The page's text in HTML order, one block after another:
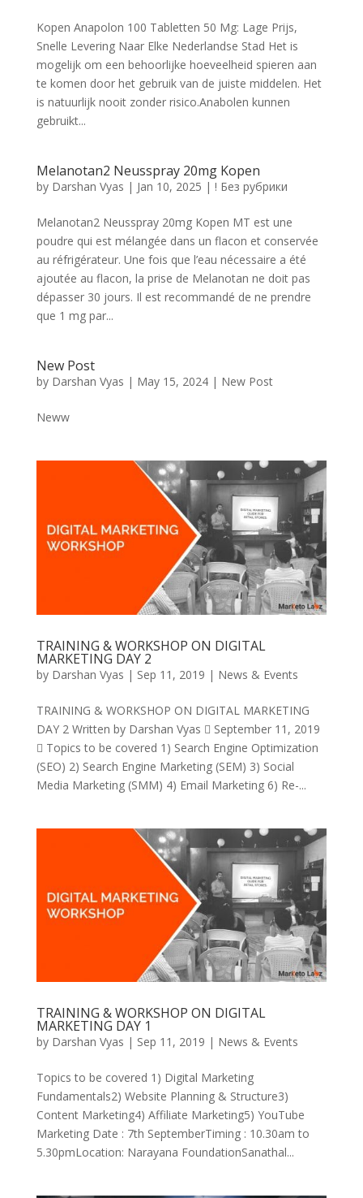
Kopen Anapolon 100 Tabletten 50 Mg: Lage Prijs,
Snelle Levering Naar Elke Nederlandse Stad Het is
mogelijk om een behoorlijke hoeveelheid spieren aan
te komen door het gebruik van de juiste middelen. Het
is natuurlijk nooit zonder risico.Anabolen kunnen
gebruikt...
Melanotan2 Neusspray 20mg Kopen
by Darshan Vyas | Jan 10, 2025 | ! Без рубрики
Melanotan2 Neusspray 20mg Kopen MT est une
poudre qui est mélangée dans un flacon et conservée
au réfrigérateur. Une fois que l’eau nécessaire a été
ajoutée au flacon, la prise de Melanotan ne doit pas
dépasser 30 jours. Il est recommandé de ne prendre
que 1 mg par...
New Post
by Darshan Vyas | May 15, 2024| New Post
Neww
TRAINING & WORKSHOP ON DIGITAL
MARKETING DAY 2
by Darshan Vyas | Sep 11, 2019 | News & Events
TRAINING & WORKSHOP ON DIGITAL MARKETING
DAY 2 Written by Darshan Vyas  September 11, 2019
 Topics to be covered 1) Search Engine Optimization
(SEO) 2) Search Engine Marketing (SEM) 3) Social
Media Marketing (SMM) 4) Email Marketing 6) Re-...
TRAINING & WORKSHOP ON DIGITAL
MARKETING DAY 1
by Darshan Vyas | Sep 11, 2019 | News & Events
Topics to be covered 1) Digital Marketing
Fundamentals2) Website Planning & Structure3)
Content Marketing4) Affiliate Marketing5) YouTube
Marketing Date : 7th SeptemberTiming : 10.30am to
5.30pmLocation: Narayana FoundationSanathal...